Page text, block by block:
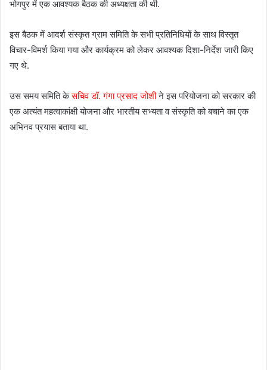
भोगपुर में एक आवश्यक बैठक की अध्यक्षता की थी.
इस बैठक में आदर्श संस्कृत ग्राम समिति के सभी प्रतिनिधियों के साथ विस्तृत
विचार-विमर्श किया गया और कार्यक्रम को लेकर आवश्यक दिशा-निर्देश जारी किए
गए थे.
उस समय समिति केसचिव डॉ. गंगा प्रसाद जोशीने इस परियोजना को सरकार की
एक अत्यंत महत्वाकांक्षी योजना और भारतीय सभ्यता व संस्कृति को बचाने का एक
अभिनव प्रयास बताया था.